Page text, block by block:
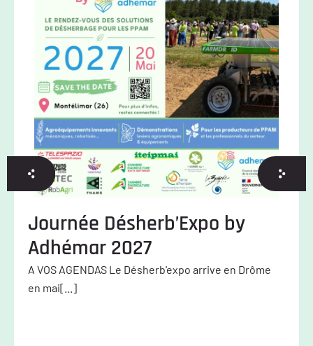
Journée Désherb’Expo by
Adhémar 2027
A VOS AGENDAS Le Désherb'expo arrive en Drôme
en mai[...]